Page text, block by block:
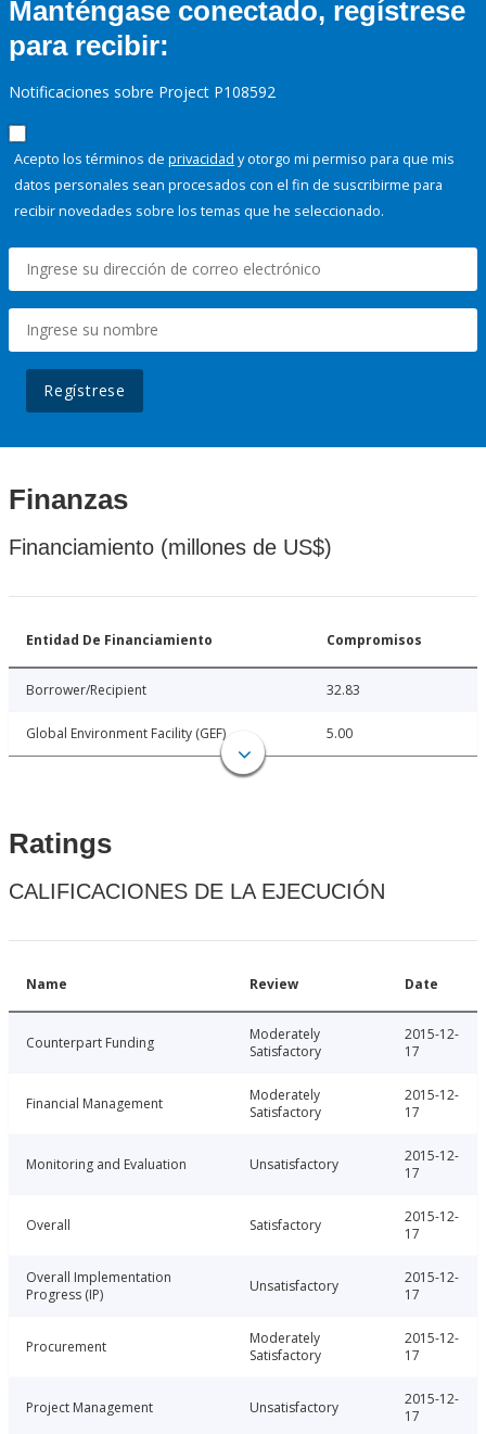
Manténgase conectado, regístrese
para recibir:
Notificaciones sobre Project P108592
Acepto los términos de privacidad y otorgo mi permiso para que mis
datos personales sean procesados con el fin de suscribirme para
recibir novedades sobre los temas que he seleccionado.
Regístrese
Finanzas
Financiamiento (millones de US$)
Entidad De Financiamiento Compromisos
Borrower/Recipient 32.83
Global Environment Facility (GEF) 5.00
Ratings
CALIFICACIONES DE LA EJECUCIÓN
Name Review Date
Counterpart Funding
Moderately
Satisfactory
2015-12-
17
Financial Management
Moderately
Satisfactory
2015-12-
17
Monitoring and Evaluation Unsatisfactory
2015-12-
17
Overall Satisfactory
2015-12-
17
Overall Implementation
Progress (IP)
Unsatisfactory
2015-12-
17
Procurement
Moderately
Satisfactory
2015-12-
17
Project Management Unsatisfactory
2015-12-
17